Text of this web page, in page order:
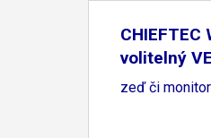
CHIEFTEC
volitelný
zeď či